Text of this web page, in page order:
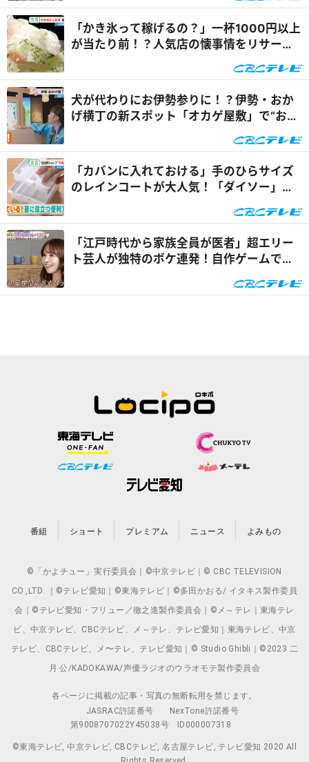
「かき氷って稼げるの？」一杯1000円以上
が当たり前！？人気店の懐事情をリサーチ
犬が代わりにお伊勢参りに！？伊勢・おか
げ横丁の新スポット「オカゲ屋敷」で“おか
「カバンに入れておける」手のひらサイズ
のレインコートが大人気！「ダイソー」で
「江戸時代から家族全員が医者」超エリー
ト芸人が独特のボケ連発！自作ゲームで三
番組 ショート プレミアム ニュース よみもの
©「かよチュー」実行委員会｜©中京テレビ｜© CBC TELEVISION
CO.,LTD. ｜©テレビ愛知｜©東海テレビ｜©多田かおる/ イタキス製作委員
会｜©テレビ愛知・フリュー／徹之進製作委員会｜©メ～テレ｜東海テレ
ビ、中京テレビ、CBCテレビ、メ～テレ、テレビ愛知｜東海テレビ、中京
テレビ、CBCテレビ、メ〜テレ、テレビ愛知｜© Studio Ghibli｜©2023 二
月 公/KADOKAWA/声優ラジオのウラオモテ製作委員会
各ページに掲載の記事・写真の無断転用を禁じます。
JASRAC許諾番号
NexTone許諾番号
第9008707022Y45038号
ID000007318
©東海テレビ, 中京テレビ, CBCテレビ, 名古屋テレビ, テレビ愛知 2020 All